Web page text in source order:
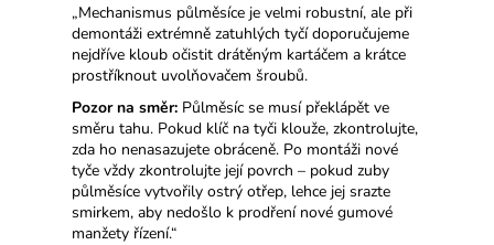
„Mechanismus půlměsíce je velmi robustní, ale při
demontáži extrémně zatuhlých tyčí doporučujeme
nejdříve kloub očistit drátěným kartáčem a krátce
prostříknout uvolňovačem šroubů.
Pozor na směr: Půlměsíc se musí překlápět ve
směru tahu. Pokud klíč na tyči klouže, zkontrolujte,
zda ho nenasazujete obráceně. Po montáži nové
tyče vždy zkontrolujte její povrch – pokud zuby
půlměsíce vytvořily ostrý otřep, lehce jej srazte
smirkem, aby nedošlo k prodření nové gumové
manžety řízení.“